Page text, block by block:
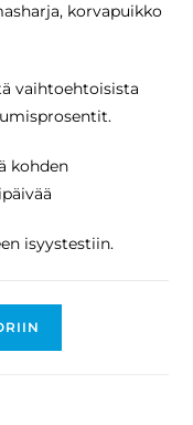
korvapuikko
vaihtoehtoisista
kohden
isyystestiin.